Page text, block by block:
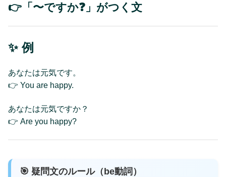
👉「〜ですか❓」がつく文
✨ 例
あなたは元気です。
👉 You are happy.
あなたは元気ですか？
👉 Are you happy?
🎯 疑問文のルール（be動詞）